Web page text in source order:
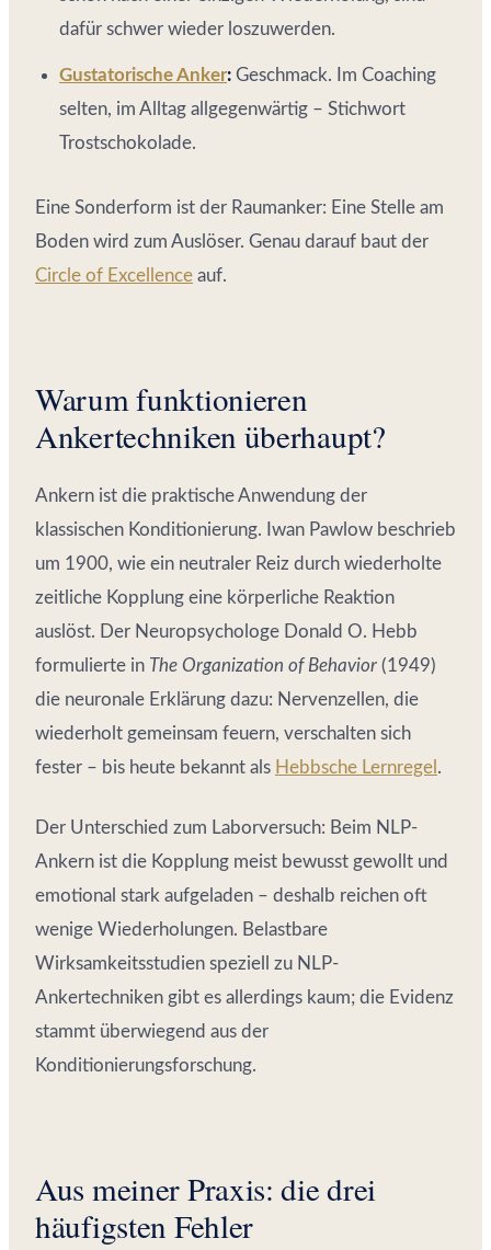
dafür schwer wieder loszuwerden.
Gustatorische Anker: Geschmack. Im Coaching
selten, im Alltag allgegenwärtig – Stichwort
Trostschokolade.
Eine Sonderform ist der Raumanker: Eine Stelle am
Boden wird zum Auslöser. Genau darauf baut der
Circle of Excellence auf.
Warum funktionieren
Ankertechniken überhaupt?
Ankern ist die praktische Anwendung der
klassischen Konditionierung. Iwan Pawlow beschrieb
um 1900, wie ein neutraler Reiz durch wiederholte
zeitliche Kopplung eine körperliche Reaktion
auslöst. Der Neuropsychologe Donald O. Hebb
formulierte in The Organization of Behavior (1949)
die neuronale Erklärung dazu: Nervenzellen, die
wiederholt gemeinsam feuern, verschalten sich
fester – bis heute bekannt als Hebbsche Lernregel .
Der Unterschied zum Laborversuch: Beim NLP-
Ankern ist die Kopplung meist bewusst gewollt und
emotional stark aufgeladen – deshalb reichen oft
wenige Wiederholungen. Belastbare
Wirksamkeitsstudien speziell zu NLP-
Ankertechniken gibt es allerdings kaum; die Evidenz
stammt überwiegend aus der
Konditionierungsforschung.
Aus meiner Praxis: die drei
häufigsten Fehler